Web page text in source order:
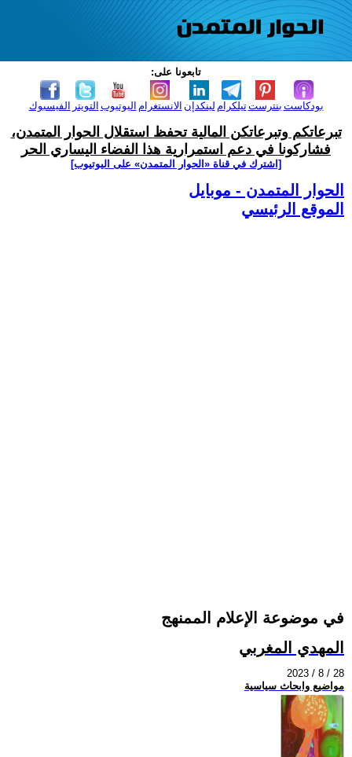
تابعونا على:
الفيسبوك التويتر اليوتيوب الانستغرام لينكدإن تيلكرامبنترست بودكاست
تبرعاتكم وتبرعاتكن المالية تحفظ استقلال الحوار المتمدن،
فشاركونا في دعم استمرارية هذا الفضاء اليساري الحر
[اشترك في قناة ‫«الحوار المتمدن» على اليوتيوب]
الحوار المتمدن - موبايل
الموقع الرئيسي
في موضوعة الإعلام الممنهج
المهدي المغربي
2023 / 8 / 28
مواضيع وابحاث سياسية